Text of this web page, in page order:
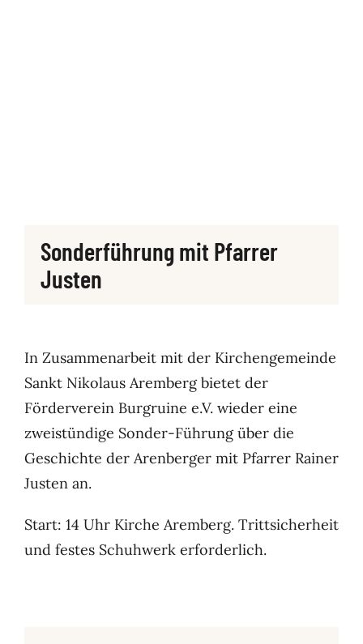
Sonderführung mit Pfarrer
Justen
In Zusammenarbeit mit der Kirchengemeinde
Sankt Nikolaus Aremberg bietet der
Förderverein Burgruine e.V. wieder eine
zweistündige Sonder-Führung über die
Geschichte der Arenberger mit Pfarrer Rainer
Justen an.
Start: 14 Uhr Kirche Aremberg. Trittsicherheit
und festes Schuhwerk erforderlich.